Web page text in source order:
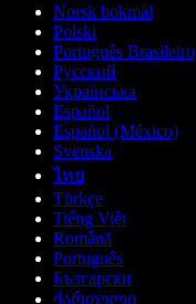
Norsk bokmål
Polski
Português Brasileiro
Русский
Українська
Español
Español (México)
Svenska
ไทย
Türkçe
Tiếng Việt
Română
Português
Български
ქართული